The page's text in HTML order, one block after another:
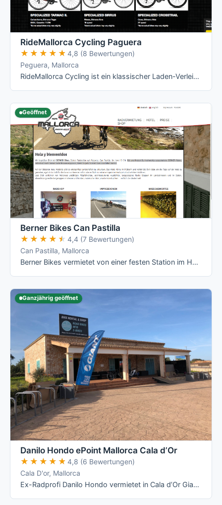
RideMallorca Cycling Paguera
★★★★★
★★★★★ 4,8 (8 Bewertungen)
Peguera, Mallorca
RideMallorca Cycling ist ein klassischer Laden-Verleih am Bulevar de Peguera: Du holst Dein Rad im Shop ab, dort wird es Dir angepasst – …
Geöffnet
Berner Bikes Can Pastilla
★★★★★
★★★★★ 4,4 (7 Bewertungen)
Can Pastilla, Mallorca
Berner Bikes vermietet von einer festen Station im Hotel THB El Cid an der Playa de Palma aus eine reine Rennrad- und E-Rennrad-Flotte mit …
Ganzjährig geöffnet
Danilo Hondo ePoint Mallorca Cala d’Or
★★★★★
★★★★★ 4,8 (6 Bewertungen)
Cala D'or, Mallorca
Ex-Radprofi Danilo Hondo vermietet in Cala d’Or Giant- und Liv-Räder – vom Rennrad über Mountainbike bis zum E-Bike – und betreibt dort ein …